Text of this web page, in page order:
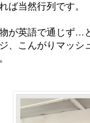
ば当然行列です。
が英語で通じず…
、こんがりマッ